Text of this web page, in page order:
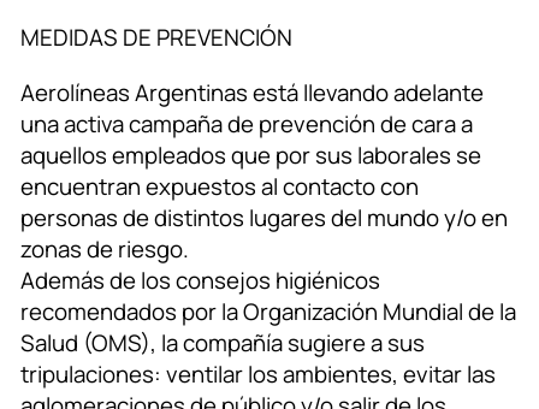
MEDIDAS DE PREVENCIÓN
Aerolíneas Argentinas está llevando adelante
una activa campaña de prevención de cara a
aquellos empleados que por sus laborales se
encuentran expuestos al contacto con
personas de distintos lugares del mundo y/o en
zonas de riesgo.
Además de los consejos higiénicos
recomendados por la Organización Mundial de la
Salud (OMS), la compañía sugiere a sus
tripulaciones: ventilar los ambientes, evitar las